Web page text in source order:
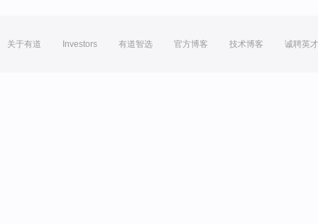
关于有道 Investors 有道智选 官方博客 技术博客 诚聘英才